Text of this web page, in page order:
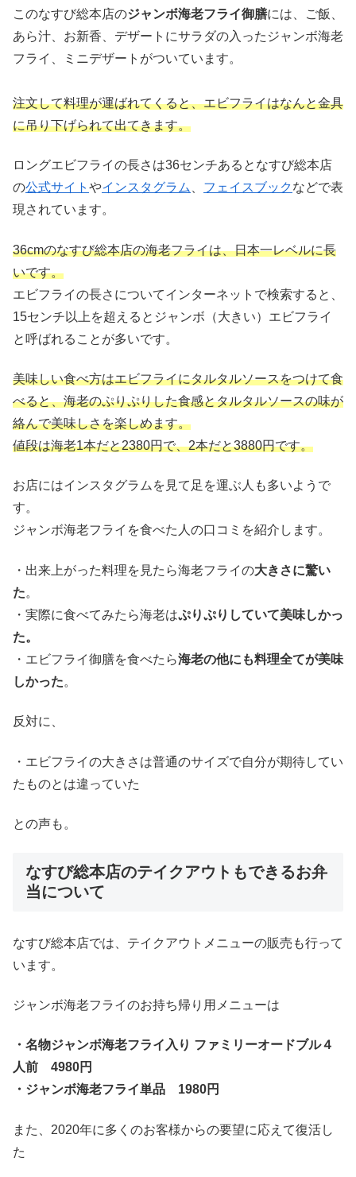
このなすび総本店のジャンボ海老フライ御膳には、ご飯、
あら汁、お新香、デザートにサラダの入ったジャンボ海老
フライ、ミニデザートがついています。
注文して料理が運ばれてくると、エビフライはなんと金具
に吊り下げられて出てきます。
ロングエビフライの長さは36センチあるとなすび総本店
の公式サイト やインスタグラム フェイスブックなどで表
現されています。
36cmのなすび総本店の海老フライは、日本一レベルに長
いです。
エビフライの長さについてインターネットで検索すると、
15センチ以上を超えるとジャンボ（大きい）エビフライ
と呼ばれることが多いです。
美味しい食べ方はエビフライにタルタルソースをつけて食
べると、海老のぷりぷりした食感とタルタルソースの味が
絡んで美味しさを楽しめます。
値段は海老1本だと2380円で、2本だと3880円です。
お店にはインスタグラムを見て足を運ぶ人も多いようで
す。
ジャンボ海老フライを食べた人の口コミを紹介します。
・出来上がった料理を見たら海老フライの大きさに驚い
た。
・実際に食べてみたら海老はぷりぷりしていて美味しかっ
た。
・エビフライ御膳を食べたら海老の他にも料理全てが美味
しかった。
反対に、
・エビフライの大きさは普通のサイズで自分が期待してい
たものとは違っていた
との声も。
なすび総本店のテイクアウトもできるお弁
当について
なすび総本店では、テイクアウトメニューの販売も行って
います。
ジャンボ海老フライのお持ち帰り用メニューは
・名物ジャンボ海老フライ入り ファミリーオードブル４
人前 4980円
・ジャンボ海老フライ単品 1980円
また、2020年に多くのお客様からの要望に応えて復活し
た